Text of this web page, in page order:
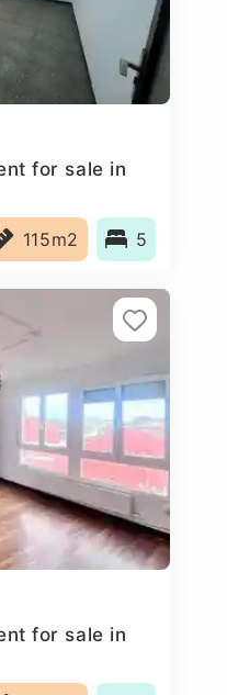
for sale in
115m2 5
for sale in